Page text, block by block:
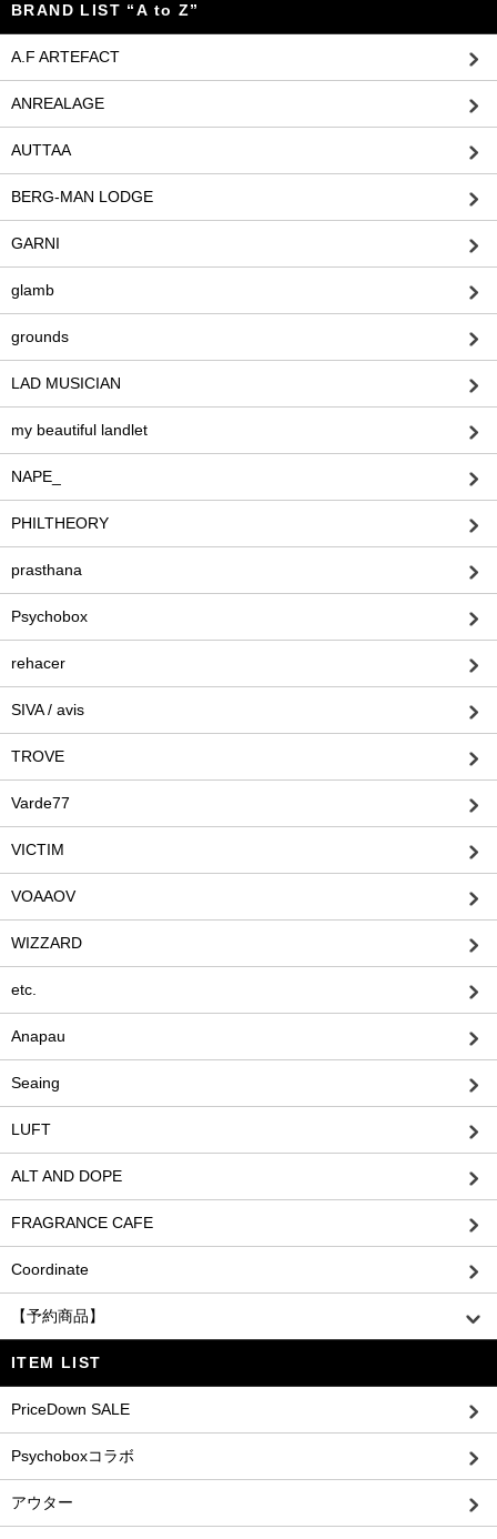
BRAND LIST “A to Z”
A.F ARTEFACT
ANREALAGE
AUTTAA
BERG-MAN LODGE
GARNI
glamb
grounds
LAD MUSICIAN
my beautiful landlet
NAPE_
PHILTHEORY
prasthana
Psychobox
rehacer
SIVA / avis
TROVE
Varde77
VICTIM
VOAAOV
WIZZARD
etc.
Anapau
Seaing
LUFT
ALT AND DOPE
FRAGRANCE CAFE
Coordinate
【予約商品】
ITEM LIST
PriceDown SALE
Psychoboxコラボ
アウター